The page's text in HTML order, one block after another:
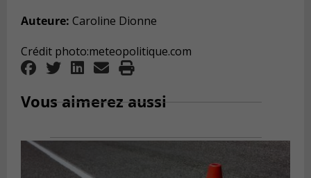
Auteure: Caroline Dionne
Crédit photo:meteopolitique.com
Vous aimerez aussi